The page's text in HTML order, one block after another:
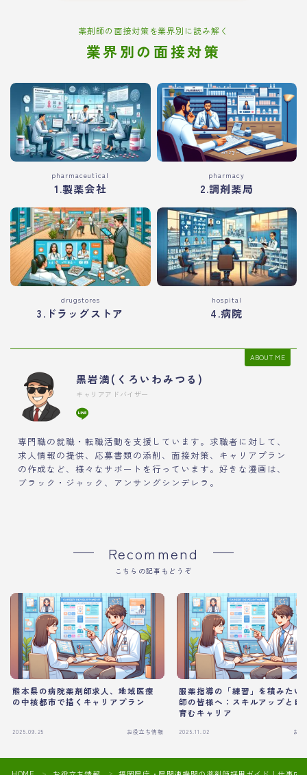
薬剤師の面接対策を業界別に読み解く
業界別の面接対策
pharmaceutical
1.製薬会社
pharmacy
2.調剤薬局
drugstores
3.ドラッグストア
hospital
4.病院
ABOUT ME
黒岩満(くろいわみつる)
キャリアアドバイザー
専門職の就職・転職活動を支援しています。求職者に対して、
求人情報の提供、応募書類の添削、面接対策、キャリアプラン
の作成など、様々なサポートを行っています。好きな漫画は、
ブラック・ジャック、アンサングシンデレラ。
Recommend
こちらの記事もどうぞ
熊本県の病院薬剤師求人、地域医療
の中核都市で描くキャリアプラン
2025.09.25 お役立ち情報
服薬指導の「練習」を積みたい
師の皆様へ：スキルアップと自
育むキャリア
2025.11.02 お